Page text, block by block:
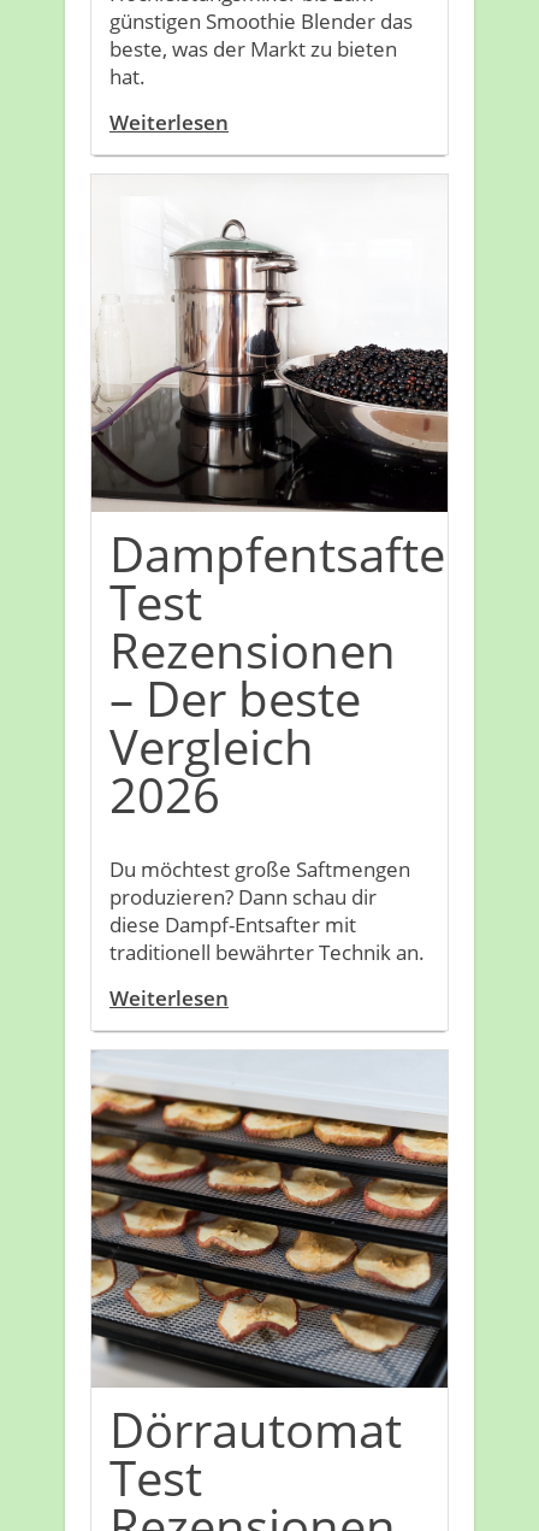
günstigen Smoothie Blender das
beste, was der Markt zu bieten
hat.
Weiterlesen
Dampfentsafter
Test
Rezensionen
– Der beste
Vergleich
2026
Du möchtest große Saftmengen
produzieren? Dann schau dir
diese Dampf-Entsafter mit
traditionell bewährter Technik an.
Weiterlesen
Dörrautomat
Test